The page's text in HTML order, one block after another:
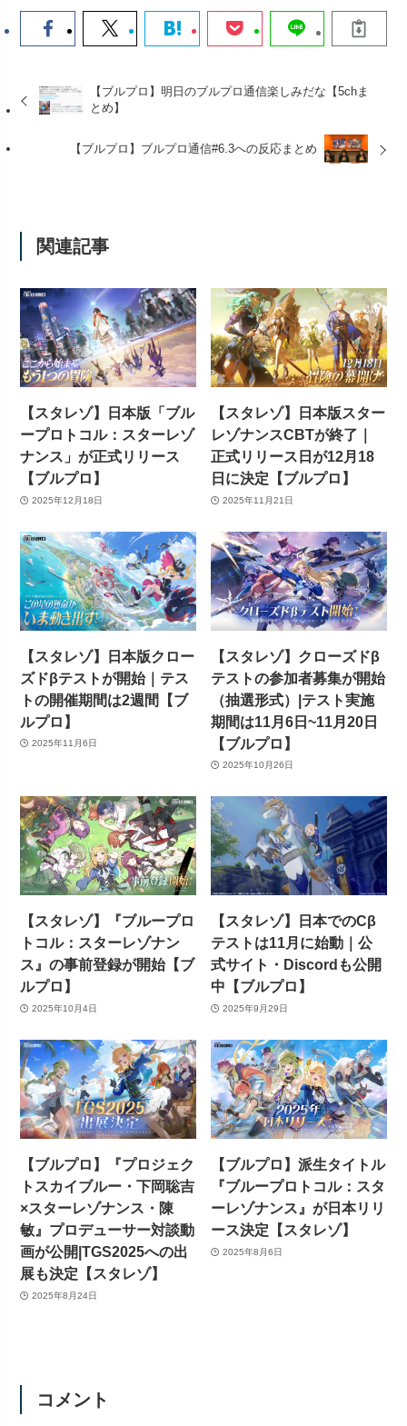
【ブルプロ】明日のブルプロ通信楽しみだな【5chま
とめ】
【ブルプロ】ブルプロ通信#6.3への反応まとめ
関連記事
【スタレゾ】日本版「ブル
ープロトコル：スターレゾ
ナンス」が正式リリース
【ブルプロ】
2025年12月18日
【スタレゾ】日本版スター
レゾナンスCBTが終了｜
正式リリース日が12月18
日に決定【ブルプロ】
2025年11月21日
【スタレゾ】日本版クロー
ズドβテストが開始｜テス
トの開催期間は2週間【ブ
ルプロ】
2025年11月6日
【スタレゾ】クローズドβ
テストの参加者募集が開始
（抽選形式）|テスト実施
期間は11月6日~11月20日
【ブルプロ】
2025年10月26日
【スタレゾ】『ブループロ
トコル：スターレゾナン
ス』の事前登録が開始【ブ
ルプロ】
2025年10月4日
【スタレゾ】日本でのCβ
テストは11月に始動｜公
式サイト・Discordも公開
中【ブルプロ】
2025年9月29日
【ブルプロ】『プロジェク
トスカイブルー・下岡聡吉
×スターレゾナンス・陳
敏』プロデューサー対談動
画が公開|TGS2025への出
展も決定【スタレゾ】
2025年8月24日
【ブルプロ】派生タイトル
『ブループロトコル：スタ
ーレゾナンス』が日本リリ
ース決定【スタレゾ】
2025年8月6日
コメント